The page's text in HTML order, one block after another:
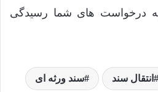
به درخواست های شما رسیدگی
انتقال سند سند ورثه ای